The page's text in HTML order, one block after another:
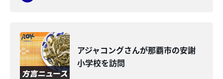
アジャコングさんが那覇市の安謝
小学校を訪問